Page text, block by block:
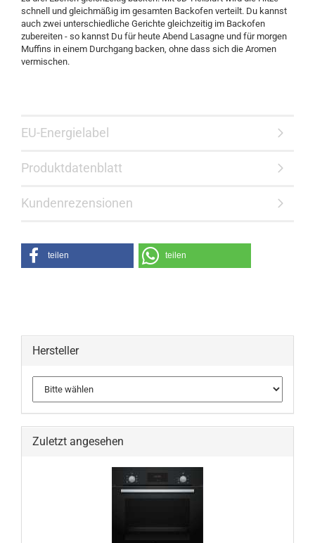
schnell und gleichmäßig im gesamten Backofen verteilt. Du kannst
auch zwei unterschiedliche Gerichte gleichzeitig im Backofen
zubereiten - so kannst Du für heute Abend Lasagne und für morgen
Muffins in einem Durchgang backen, ohne dass sich die Aromen
vermischen.
EU-Energielabel
Produktdatenblatt
Kundenrezensionen
teilen teilen
Hersteller
Zuletzt angesehen